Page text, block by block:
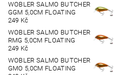
WOBLER SALMO BUTCHER
GGM 5,0CM FLOATING
249 Kč
WOBLER SALMO BUTCHER
RMG 5,0CM FLOATING
249 Kč
WOBLER SALMO BUTCHER
GMO 5,0CM FLOATING